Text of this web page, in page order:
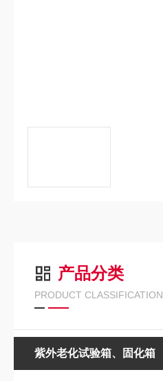
产品分类
PRODUCT CLASSIFICATION
紫外老化试验箱、固化箱